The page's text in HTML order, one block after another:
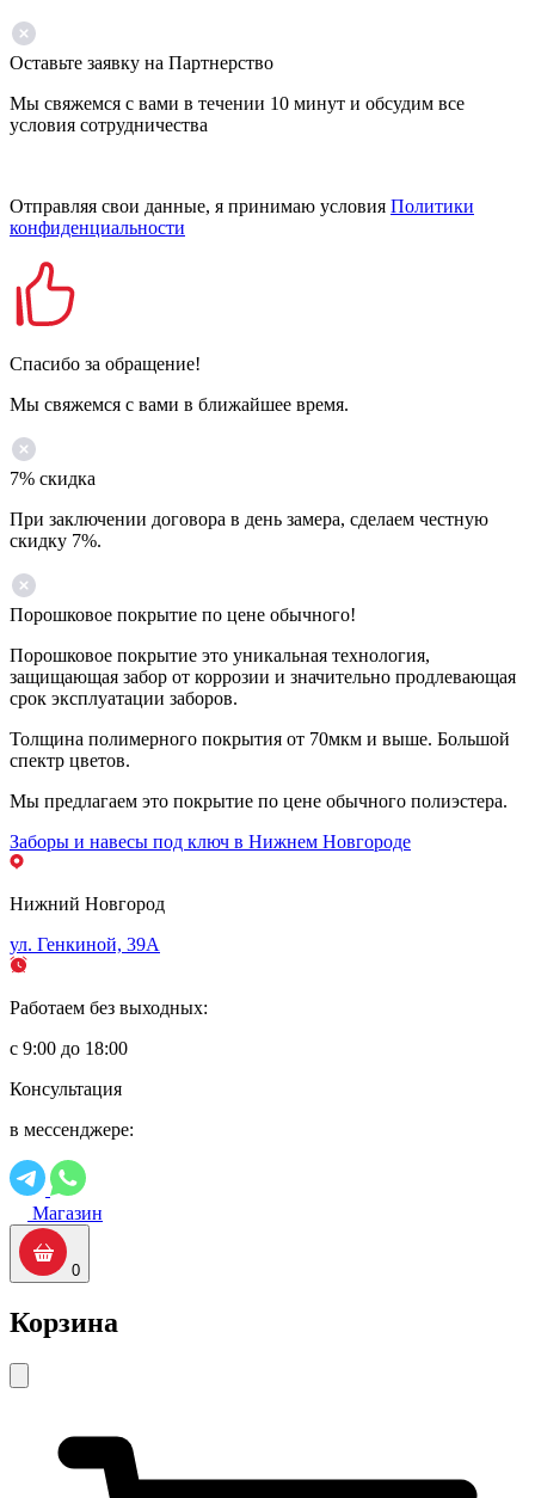
Оставьте заявку на Партнерство
Мы свяжемся с вами в течении 10 минут и обсудим все
условия сотрудничества
Отправляя свои данные, я принимаю условия Политики
конфиденциальности
Спасибо за обращение!
Мы свяжемся с вами в ближайшее время.
7% скидка
При заключении договора в день замера, сделаем честную
скидку 7%.
Порошковое покрытие по цене обычного!
Порошковое покрытие это уникальная технология,
защищающая забор от коррозии и значительно продлевающая
срок эксплуатации заборов.
Толщина полимерного покрытия от 70мкм и выше. Большой
спектр цветов.
Мы предлагаем это покрытие по цене обычного полиэстера.
Заборы и навесы под ключ в Нижнем Новгороде
Нижний Новгород
ул. Генкиной, 39А
Работаем без выходных:
с 9:00 до 18:00
Консультация
в мессенджере:
Магазин
0
Корзина